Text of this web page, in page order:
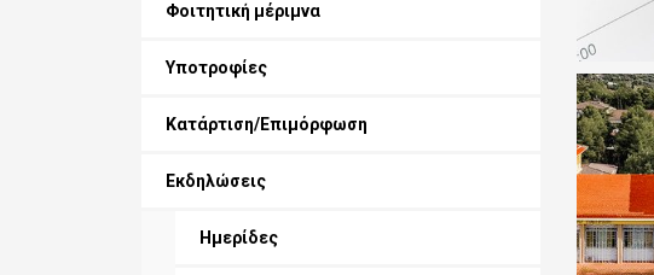
Φοιτητική μέριμνα
Υποτροφίες
Κατάρτιση/Επιμόρφωση
Εκδηλώσεις
Ημερίδες